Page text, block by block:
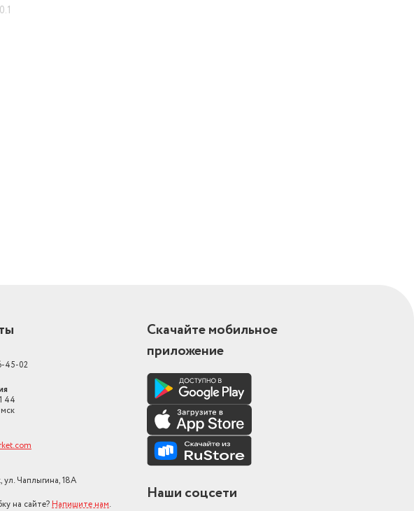
0.1
45-02
44
ул. Чаплыгина, 18А
на сайте? Напишите нам.
Скачайте мобильное
приложение
Наши соцсети